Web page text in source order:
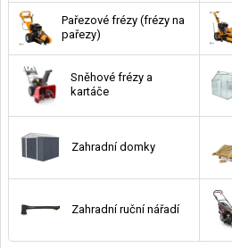
Pařezové frézy (frézy na
pařezy)
Sněhové frézy a
kartáče
Zahradní domky
Zahradní ruční nářadí